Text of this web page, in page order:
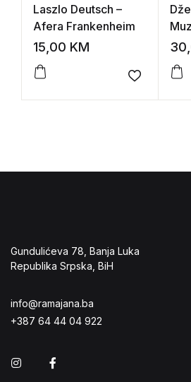
Laszlo Deutsch –
Afera Frankenheim
15,00 KM
Add to
Gundulićeva 78, Banja Luka
Republika Srpska, BiH
info@ramajana.ba
+387 64 44 04 922
Instagram